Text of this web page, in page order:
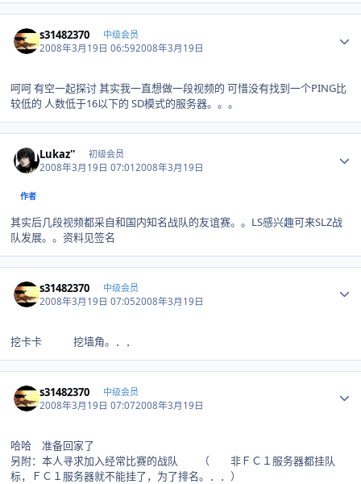
s31482370 中级会员
2008年3月19日 06:592008年3月19日
呵呵 有空一起探讨 其实我一直想做一段视频的 可惜没有找到一个PING比
较低的 人数低于16以下的 SD模式的服务器。。。
Lukaz'' 初级会员
2008年3月19日 07:012008年3月19日
作者
其实后几段视频都采自和国内知名战队的友谊赛。。LS感兴趣可来SLZ战
队发展。。资料见签名
s31482370 中级会员
2008年3月19日 07:052008年3月19日
挖卡卡 挖墙角。．．
s31482370 中级会员
2008年3月19日 07:072008年3月19日
哈哈 准备回家了
另附：本人寻求加入经常比赛的战队 （ 非ＦＣ１服务器都挂队
标，ＦＣ１服务器就不能挂了，为了排名。．．）